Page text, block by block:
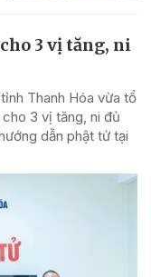
3 vị tăng, ni
Thanh Hóa vừa tổ
3 vị tăng, ni đủ
dẫn phật tử tại